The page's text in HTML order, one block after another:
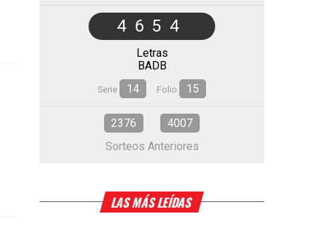
4654
Letras
BADB
Serie 14 Folio 15
2376
4007
Sorteos Anteriores
LAS MÁS LEÍDAS